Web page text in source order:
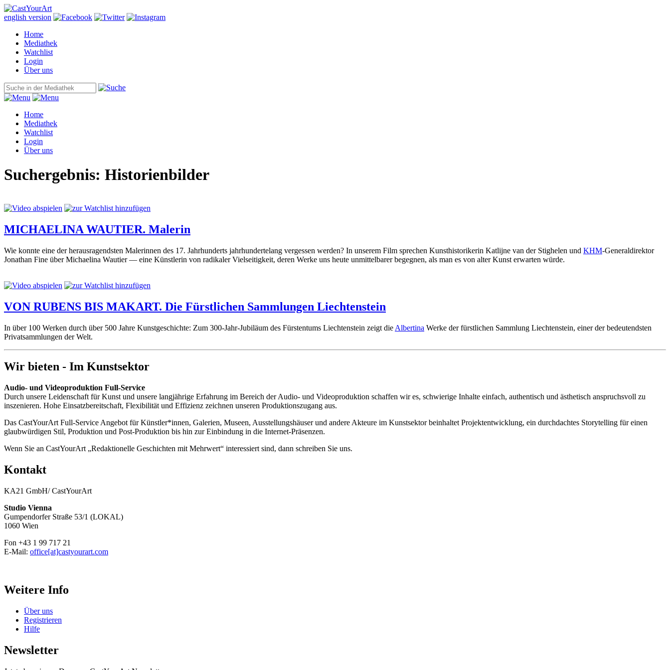
english version
Home
Mediathek
Watchlist
Login
Über uns
Home
Mediathek
Watchlist
Login
Über uns
Suchergebnis: Historienbilder
MICHAELINA WAUTIER. Malerin
Wie konnte eine der herausragendsten Malerinnen des 17. Jahrhunderts jahrhundertelang vergessen werden? In unserem Film sprechen Kunsthistorikerin Katlijne van der Stighelen und KHM-Generaldirektor
Jonathan Fine über Michaelina Wautier — eine Künstlerin von radikaler Vielseitigkeit, deren Werke uns heute unmittelbarer begegnen, als man es von alter Kunst erwarten würde.
VON RUBENS BIS MAKART. Die Fürstlichen Sammlungen Liechtenstein
In über 100 Werken durch über 500 Jahre Kunstgeschichte: Zum 300-Jahr-Jubiläum des Fürstentums Liechtenstein zeigt die Albertina Werke der fürstlichen Sammlung Liechtenstein, einer der bedeutendsten
Privatsammlungen der Welt.
Wir bieten - Im Kunstsektor
Audio- und Videoproduktion Full-Service
Durch unsere Leidenschaft für Kunst und unsere langjährige Erfahrung im Bereich der Audio- und Videoproduktion schaffen wir es, schwierige Inhalte einfach, authentisch und ästhetisch anspruchsvoll zu
inszenieren. Hohe Einsatzbereitschaft, Flexibilität und Effizienz zeichnen unseren Produktionszugang aus.
Das CastYourArt Full-Service Angebot für Künstler*innen, Galerien, Museen, Ausstellungshäuser und andere Akteure im Kunstsektor beinhaltet Projektentwicklung, ein durchdachtes Storytelling für einen
glaubwürdigen Stil, Produktion und Post-Produktion bis hin zur Einbindung in die Internet-Präsenzen.
Wenn Sie an CastYourArt „Redaktionelle Geschichten mit Mehrwert“ interessiert sind, dann schreiben Sie uns.
Kontakt
KA21 GmbH/ CastYourArt
Studio Vienna
Gumpendorfer Straße 53/1 (LOKAL)
1060 Wien
Fon +43 1 99 717 21
E-Mail: office[at]castyourart.com
Weitere Info
Über uns
Registrieren
Hilfe
Newsletter